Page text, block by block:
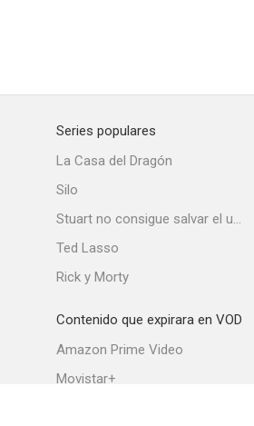
Series populares
La Casa del Dragón
Silo
Stuart no consigue salvar el universo
Ted Lasso
Rick y Morty
Contenido que expirara en VOD
Amazon Prime Video
Movistar+